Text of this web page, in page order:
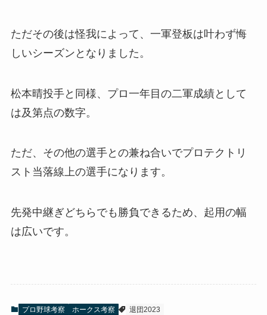
ただその後は怪我によって、一軍登板は叶わず悔
しいシーズンとなりました。
松本晴投手と同様、プロ一年目の二軍成績として
は及第点の数字。
ただ、その他の選手との兼ね合いでプロテクトリ
スト当落線上の選手になります。
先発中継ぎどちらでも勝負できるため、起用の幅
は広いです。
プロ野球考察 ホークス考察 退団2023